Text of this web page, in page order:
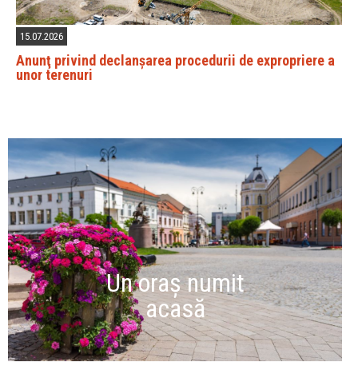
15.07.2026
Anunţ privind declanșarea procedurii de expropriere a
unor terenuri
Un oraș numit
acasă